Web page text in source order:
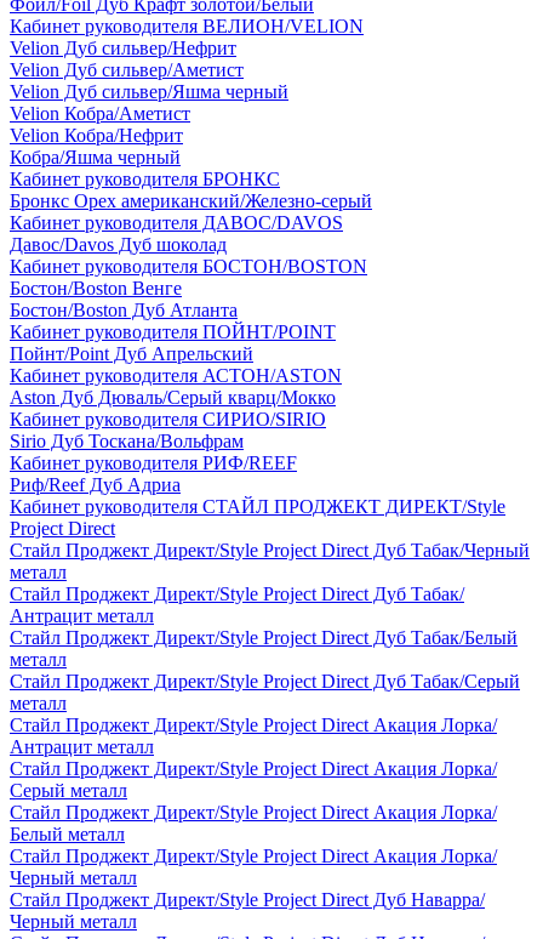
Фойл/Foil Дуб Крафт золотой/Белый
Кабинет руководителя ВЕЛИОН/VELION
Velion Дуб сильвер/Нефрит
Velion Дуб сильвер/Аметист
Velion Дуб сильвер/Яшма черный
Velion Кобра/Аметист
Velion Кобра/Нефрит
Кобра/Яшма черный
Кабинет руководителя БРОНКС
Бронкс Орех американский/Железно-серый
Кабинет руководителя ДАВОС/DAVOS
Давос/Davos Дуб шоколад
Кабинет руководителя БОСТОН/BOSTON
Бостон/Boston Венге
Бостон/Boston Дуб Атланта
Кабинет руководителя ПОЙНТ/POINT
Пойнт/Point Дуб Апрельский
Кабинет руководителя АСТОН/ASTON
Aston Дуб Дюваль/Серый кварц/Мокко
Кабинет руководителя СИРИО/SIRIO
Sirio Дуб Тоскана/Вольфрам
Кабинет руководителя РИФ/REEF
Риф/Reef Дуб Адриа
Кабинет руководителя СТАЙЛ ПРОДЖЕКТ ДИРЕКТ/Style
Project Direct
Стайл Проджект Директ/Style Project Direct Дуб Табак/Черный
металл
Стайл Проджект Директ/Style Project Direct Дуб Табак/
Антрацит металл
Стайл Проджект Директ/Style Project Direct Дуб Табак/Белый
металл
Стайл Проджект Директ/Style Project Direct Дуб Табак/Серый
металл
Стайл Проджект Директ/Style Project Direct Акация Лорка/
Антрацит металл
Стайл Проджект Директ/Style Project Direct Акация Лорка/
Серый металл
Стайл Проджект Директ/Style Project Direct Акация Лорка/
Белый металл
Стайл Проджект Директ/Style Project Direct Акация Лорка/
Черный металл
Стайл Проджект Директ/Style Project Direct Дуб Наварра/
Черный металл